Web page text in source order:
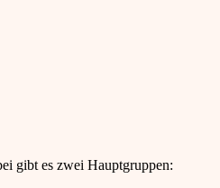
gibt es zwei Hauptgruppen: